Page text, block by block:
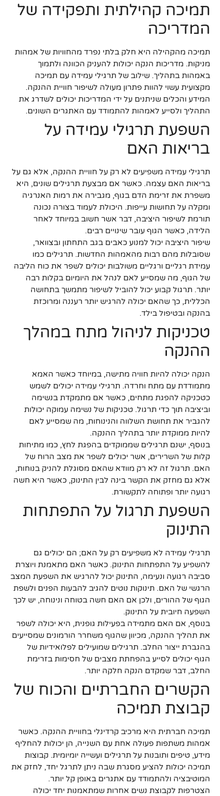
תמיכה קהילתית ותפקידה של
המדריכה
תמיכה מהקהילה היא חלק בלתי נפרד מהחוויות של אמהות
מניקות. מדריכות הנקה יכולות להעניק הכוונה ולתמוך
באמהות בתהליך. שילוב של תרגילי עמידה עם תמיכה
מקצועית עשוי להוות פתרון מעולה לשיפור חוויית ההנקה.
המידע והכלים שניתנים על ידי המדריכות יכולים לשדרג את
התהליך ולסייע לאמהות להתמודד עם האתגרים השונים.
השפעת תרגילי עמידה על
בריאות האם
תרגילי עמידה משפיעים לא רק על חוויית ההנקה, אלא גם על
בריאות האם עצמה. כאשר אם מבצעת תרגילים שונים, היא
משפרת את זרימת הדם בגוף, מגבירה את רמות האנרגיה
ומקלה על תחושות עייפות. היכולת לעמוד בצורה נכונה
תורמת לשיפור היציבה, דבר אשר חשוב במיוחד לאחר
הלידה, כאשר הגוף עובר שינויים רבים.
שיפור היציבה יכול למנוע כאבים בגב התחתון ובצוואר,
שסובלות מהם רבות מהאמהות החדשות. תרגילים כמו
עמידת רגליים ורגליים משולבות יכולים לשפר את כוח הליבה
של הגוף, מה שמסייע לאם לנהל את היומיום בקלות רבה
יותר. תרגול קבוע יכול להוביל לשיפור מתמשך בתחושה
הכללית, כך שהאם יכולה להרגיש יותר רעננה ומרוכזת
בהנקה ובטיפול בילד.
טכניקות לניהול מתח במהלך
ההנקה
הנקה יכולה להיות חוויה מתישה, במיוחד כאשר האמא
מתמודדת עם מתח וחרדה. תרגילי עמידה יכולים לשמש
כטכניקה להפגת מתחים, כאשר אם מתמקדת בנשימה
וביציבה תוך כדי תרגול. טכניקות של נשימה עמוקה יכולות
להגביר את תחושת השלווה והנינוחות, מה שמסייע לאם
להיות ממוקדת יותר בתהליך ההנקה.
בנוסף, ישנם תרגילים שממוקדים בהפגת לחץ, כמו מתיחות
קלות של השרירים, אשר יכולים לשפר את מצב הרוח של
האם. תרגול זה לא רק מוודא שהאם מסוגלת להניק בנוחות,
אלא גם מחזק את הקשר בינה לבין התינוק, כאשר היא חשה
רגועה יותר ופתוחה לתקשורת.
השפעת תרגול על התפתחות
התינוק
תרגילי עמידה לא משפיעים רק על האם; הם יכולים גם
להשפיע על התפתחות התינוק. כאשר האם מתאמנת ויוצרת
סביבה רגועה ונעימה, התינוק יכול להרגיש את השפעת המצב
הרגשי של האם. תינוקות נוטים להגיב להבעות הפנים ולשפת
הגוף של ההורים, ולכן אם האם חשה בטוחה ונינוחה, יש לכך
השפעה חיובית על התינוק.
בנוסף, אם האם מתמידה בפעילות גופנית, היא יכולה לשפר
את תהליך ההנקה, מכיוון שהגוף משחרר הורמונים שמסייעים
בהגברת ייצור החלב. תרגילים שמועילים לפלואידיות של
הגוף יכולים לסייע בהפחתת מצבים של חסימות בזרימת
החלב, דבר שמקדם הנקה חלקה יותר.
הקשרים החברתיים והכוח של
קבוצת תמיכה
תמיכה חברתית היא מרכיב קרדינלי בחוויית ההנקה. כאשר
אמהות משתפות פעולה אחת עם השנייה, הן יכולות להחליף
מידע, טיפים ותובנות על תרגילים ועשייה יומיומית. קבוצות
תמיכה יכולות להציע מסגרת שבה ניתן לתרגל יחד, לחזק את
המוטיבציה ולהתמודד עם אתגרים באופן קל יותר.
הצטרפות לקבוצת נשים אחרות שמתאמנות יחד יכולה